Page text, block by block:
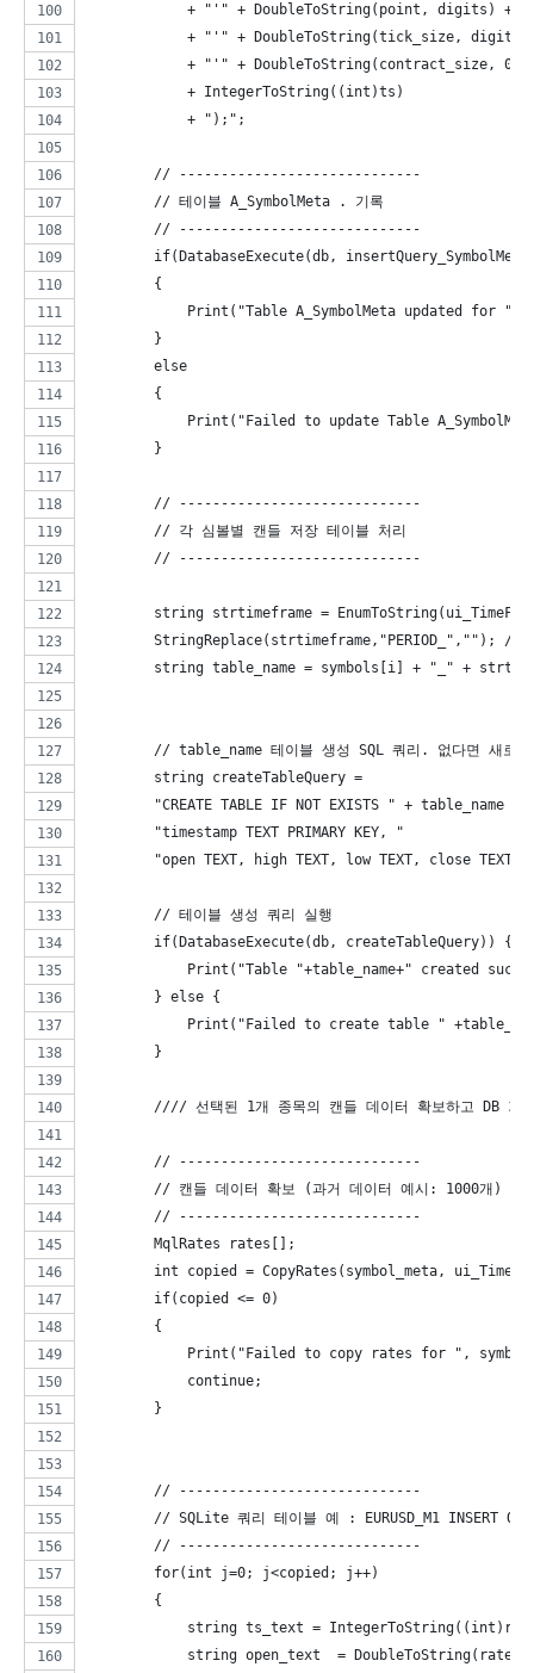
+ "'" + DoubleToString(point, digits) +
+ "'" + DoubleToString(tick_size,
+ "'" + DoubleToString(contract_size, 0)
+ IntegerToString((int)ts)
            + ");";
        // -----------------------------
        // 테이블 A_SymbolMeta . 기록
        // -----------------------------
if(DatabaseExecute(db,
        {
Print("Table A_SymbolMeta updated for ",
        }
        else
        {
Print("Failed to update Table
        }
        // -----------------------------
        // 각 심볼별 캔들 저장 테이블 처리
        // -----------------------------
string strtimeframe =
StringReplace(strtimeframe,"PERIOD_",""); //
string table_name = symbols[i] + "_" +
// table_name 테이블 생성 SQL 쿼리. 없다면 새로
        string createTableQuery =
"CREATE TABLE IF NOT EXISTS " + table_name +
        "timestamp TEXT PRIMARY KEY, "
"open TEXT, high TEXT, low TEXT, close
        // 테이블 생성 쿼리 실행
        if(DatabaseExecute(db, createTableQuery)) {
Print("Table "+table_name+" created
        } else {
Print("Failed to create table "
        }
//// 선택된 1개 종목의 캔들 데이터 확보하고 DB
        // -----------------------------
        // 캔들 데이터 확보 (과거 데이터 예시: 1000개)
        // -----------------------------
        MqlRates rates[];
int copied = CopyRates(symbol_meta,
        if(copied <= 0)
        {
Print("Failed to copy rates for ",
            continue;
        }
        // -----------------------------
// SQLite 쿼리 테이블 예 : EURUSD_M1 INSERT OR
        // -----------------------------
        for(int j=0; j<copied; j++)
        {
string ts_text =
string open_text  =